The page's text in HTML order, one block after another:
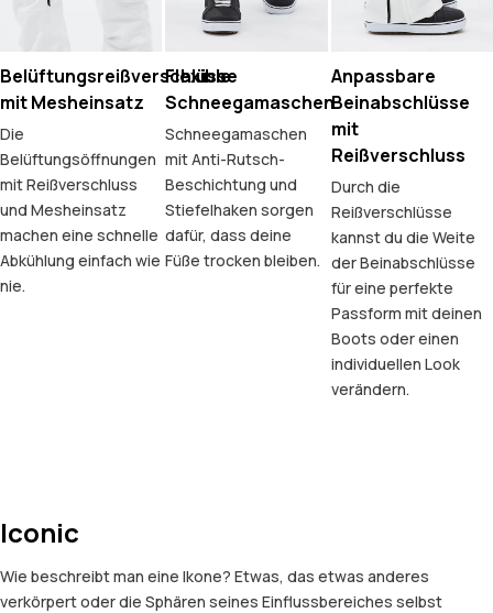
Belüftungsreißverschlüsse
mit Mesheinsatz
Die
Belüftungsöffnungen
mit Reißverschluss
und Mesheinsatz
machen eine schnelle
Abkühlung einfach wie
nie.
Flexible
Schneegamaschen
Schneegamaschen
mit Anti-Rutsch-
Beschichtung und
Stiefelhaken sorgen
dafür, dass deine
Füße trocken bleiben.
Anpassbare
Beinabschlüsse
mit
Reißverschluss
Durch die
Reißverschlüsse
kannst du die Weite
der Beinabschlüsse
für eine perfekte
Passform mit deinen
Boots oder einen
individuellen Look
verändern.
Iconic
Wie beschreibt man eine Ikone? Etwas, das etwas anderes
verkörpert oder die Sphären seines Einflussbereiches selbst